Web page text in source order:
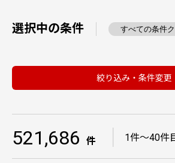
選択中の条件 すべての条件
絞り込み・条件変更
521,686 件 1件〜40件